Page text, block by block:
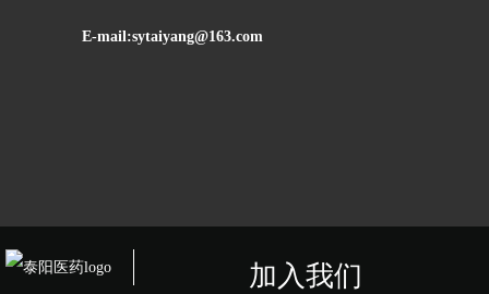
E-mail:sytaiyang@163.com
加入我们